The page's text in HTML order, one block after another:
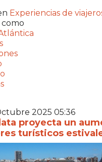
Experiencias de
2025 05:36
proyecta un
turísticos